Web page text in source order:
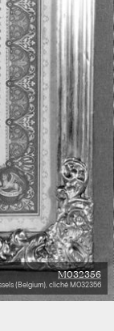
M032356
(Belgium), cliché M032356